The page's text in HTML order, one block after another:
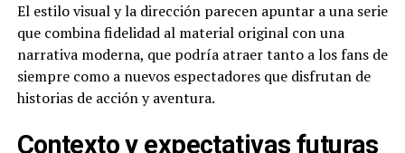
El estilo visual y la dirección parecen apuntar a una serie
que combina fidelidad al material original con una
narrativa moderna, que podría atraer tanto a los fans de
siempre como a nuevos espectadores que disfrutan de
historias de acción y aventura.
Contexto y expectativas futuras